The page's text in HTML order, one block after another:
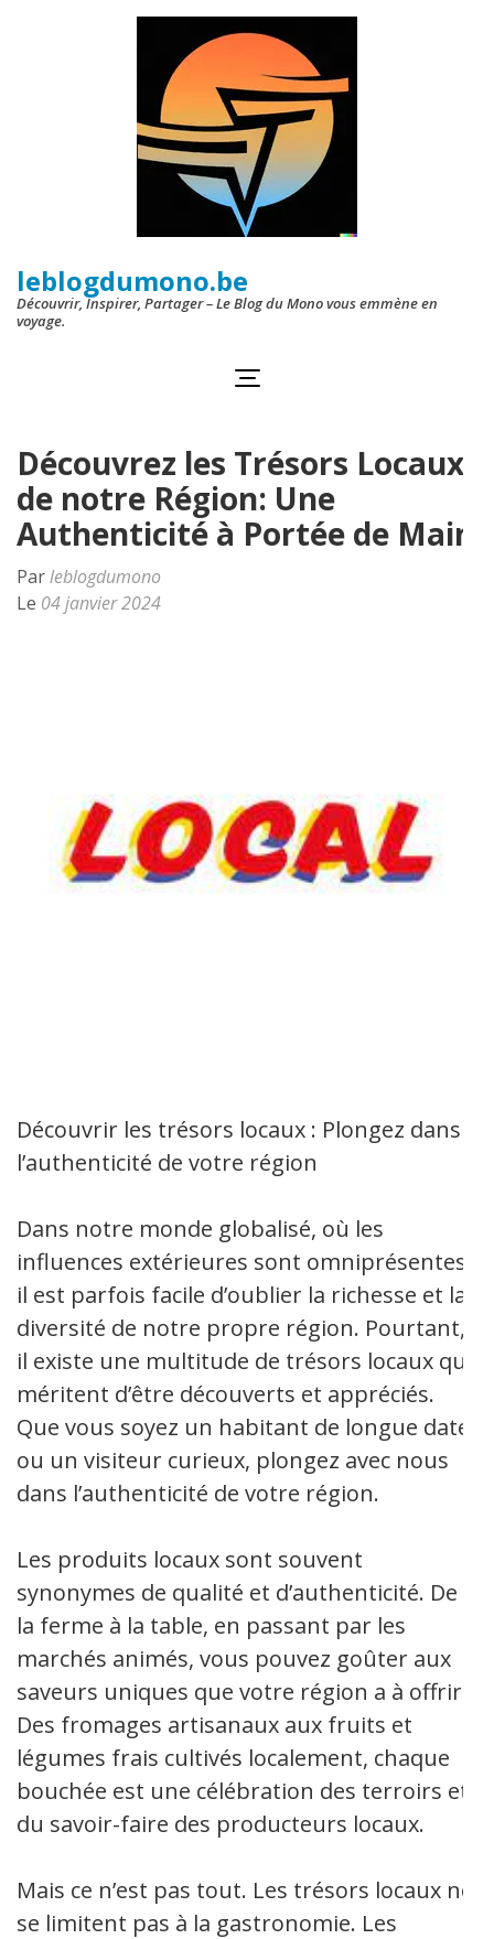
leblogdumono.be
Découvrir, Inspirer, Partager – Le Blog du Mono vous emmène en
voyage.
Découvrez les Trésors Locaux
de notre Région: Une
Authenticité à Portée de Main
Parleblogdumono
Le 04 janvier 2024
Découvrir les trésors locaux : Plongez dans
l’authenticité de votre région
Dans notre monde globalisé, où les
influences extérieures sont omniprésentes,
il est parfois facile d’oublier la richesse et la
diversité de notre propre région. Pourtant,
il existe une multitude de trésors locaux qui
méritent d’être découverts et appréciés.
Que vous soyez un habitant de longue date
ou un visiteur curieux, plongez avec nous
dans l’authenticité de votre région.
Les produits locaux sont souvent
synonymes de qualité et d’authenticité. De
la ferme à la table, en passant par les
marchés animés, vous pouvez goûter aux
saveurs uniques que votre région a à offrir.
Des fromages artisanaux aux fruits et
légumes frais cultivés localement, chaque
bouchée est une célébration des terroirs et
du savoir-faire des producteurs locaux.
Mais ce n’est pas tout. Les trésors locaux ne
se limitent pas à la gastronomie. Les